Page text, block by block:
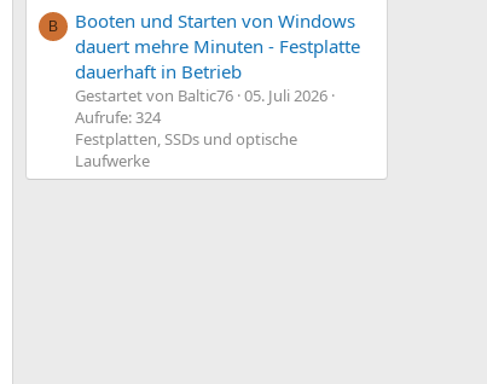
B
Booten und Starten von Windows
dauert mehre Minuten - Festplatte
dauerhaft in Betrieb
Gestartet von Baltic76 05. Juli 2026
Aufrufe: 324
Festplatten, SSDs und optische
Laufwerke